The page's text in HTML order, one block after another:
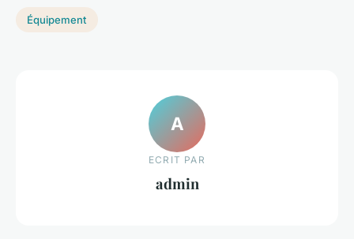
Équipement
A
ECRIT PAR
admin